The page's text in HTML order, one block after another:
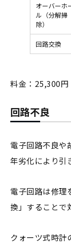
オーバーホ
ル（分解掃
除）
回路交換
料金：25,300円
回路不良
電子回路不良や
年劣化により引
電子回路は修理
換」することで
クォーツ式時計